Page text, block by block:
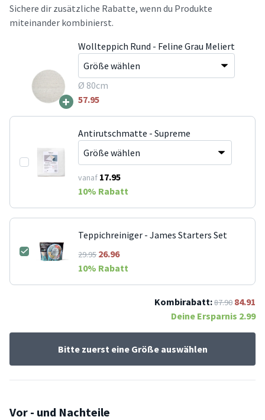
Sichere dir zusätzliche Rabatte, wenn du Produkte
miteinander kombinierst.
+
Wollteppich Rund - Feline Grau Meliert
Ø 80cm
57.95
Antirutschmatte - Supreme
vanaf 17.95
10% Rabatt
Teppichreiniger - James Starters Set
29.9526.96
10% Rabatt
Kombirabatt:87.90 84.91
Deine Ersparnis 2.99
Bitte zuerst eine Größe auswählen
Vor - und Nachteile